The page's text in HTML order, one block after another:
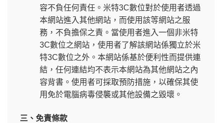
容不負任何責任。米特3C數位對於使用者透過
本網站進入其他網站，而使用該等網站之服
務，不負擔保之責。當使用者進入一個非米特
3C數位之網站，使用者了解該網站係獨立於米
特3C數位之外。本網站係基於便利性而提供連
結，任何連結均不表示本網站為其他網站之內
容背書。使用者可採取預防措施，以確保其使
用免於電腦病毒侵襲或其他設備之毀壞。
三、免責條款